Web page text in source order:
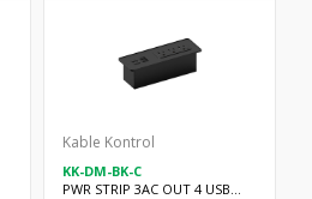
Kable Kontrol
KK-DM-BK-C
PWR STRIP 3AC OUT 4 USB